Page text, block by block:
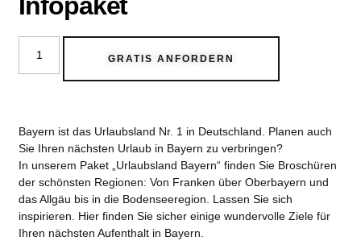
GRATIS ANFORDERN
Bayern ist das Urlaubsland Nr. 1 in Deutschland. Planen auch
Sie Ihren nächsten Urlaub in Bayern zu verbringen?
In unserem Paket „Urlaubsland Bayern“ finden Sie Broschüren
der schönsten Regionen: Von Franken über Oberbayern und
das Allgäu bis in die Bodenseeregion. Lassen Sie sich
inspirieren. Hier finden Sie sicher einige wundervolle Ziele für
Ihren nächsten Aufenthalt in Bayern.